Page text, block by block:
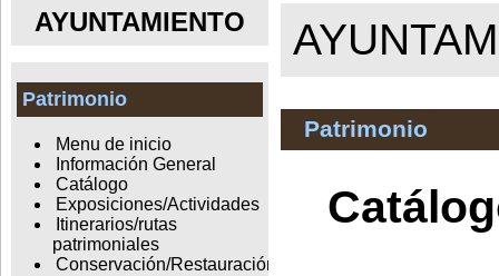
AYUNTAMIENTO
Patrimonio
Menu de inicio
Información General
Catálogo
Exposiciones/Actividades
Itinerarios/rutas
patrimoniales
Conservación/Restauración
Patrimonio